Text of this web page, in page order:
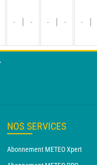
- - - - -
NOS SERVICES
Abonnement METEO Xpert